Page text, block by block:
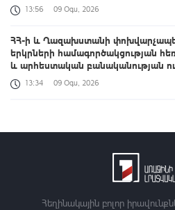
13:56 09 Օգս, 2026
ՀՀ-ի և Ղազախստանի
երկրների համագործակցության
և արհեստական բանականության
13:34 09 Օգս, 2026
Արգամ Աբրահամյանը
Հեղինակային բոլոր